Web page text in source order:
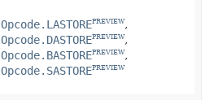
Opcode.LASTOREPREVIEW
Opcode.DASTOREPREVIEW
Opcode.BASTOREPREVIEW
Opcode.SASTOREPREVIEW